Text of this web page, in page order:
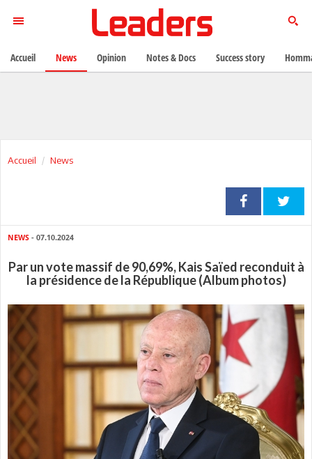
Accueil News
NEWS - 07.10.2024
Par un vote massif de 90,69%, Kais Saïed reconduit à
la présidence de la République (Album photos)
Accueil News Opinion Notes & Docs Success story